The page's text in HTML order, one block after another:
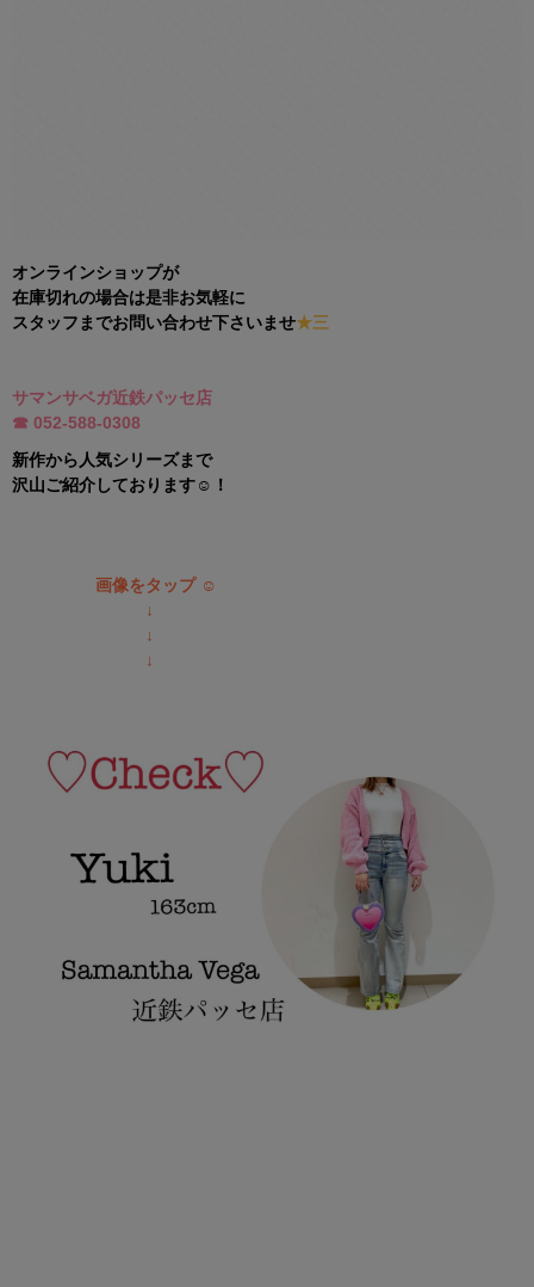
オンラインショップが
在庫切れの場合は是非お気軽に
スタッフまでお問い合わせ下さいませ★三
サマンサベガ近鉄パッセ店
☎︎ 052-588-0308
新作から人気シリーズまで
沢山ご紹介しております☺︎！
画像をタップ ☺︎
↓
↓
↓